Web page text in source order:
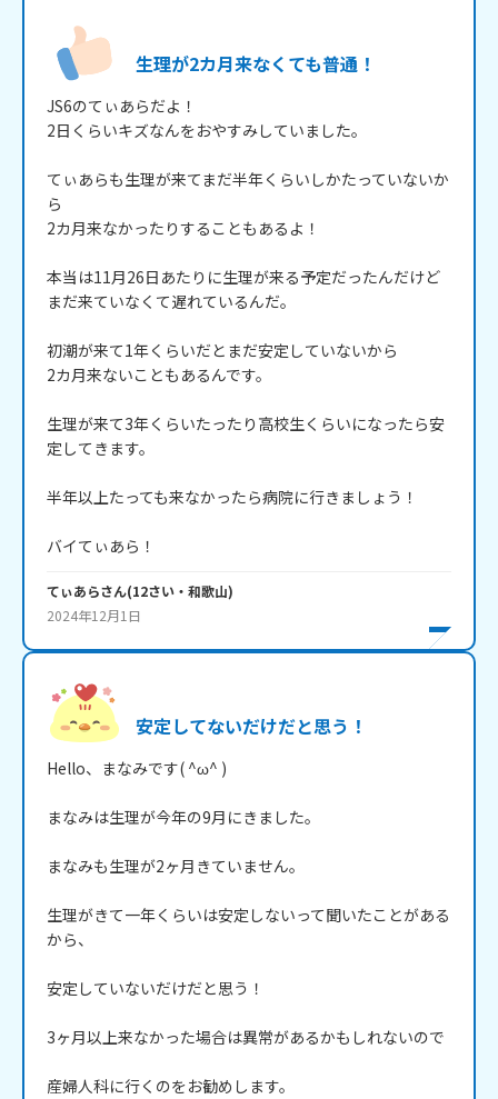
生理が2カ月来なくても普通！
JS6のてぃあらだよ！
2日くらいキズなんをおやすみしていました。
てぃあらも生理が来てまだ半年くらいしかたっていないか
ら
2カ月来なかったりすることもあるよ！
本当は11月26日あたりに生理が来る予定だったんだけど
まだ来ていなくて遅れているんだ。
初潮が来て1年くらいだとまだ安定していないから
2カ月来ないこともあるんです。
生理が来て3年くらいたったり高校生くらいになったら安
定してきます。
半年以上たっても来なかったら病院に行きましょう！
バイてぃあら！
てぃあらさん(12さい・ 和歌山)
2024年12月1日
安定してないだけだと思う！
Hello、まなみです( ^ω^ )
まなみは生理が今年の9月にきました。
まなみも生理が2ヶ月きていません。
生理がきて一年くらいは安定しないって聞いたことがある
から、
安定していないだけだと思う！
3ヶ月以上来なかった場合は異常があるかもしれないので
産婦人科に行くのをお勧めします。